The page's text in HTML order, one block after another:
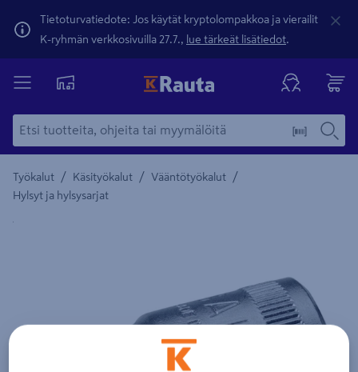
Tietoturvatiedote: Jos käytät kryptolompakkoa ja vierailit
K-ryhmän verkkosivuilla 27.7., lue tärkeät lisätiedot.
Työkalut / Käsityökalut / Vääntötyökalut /
Hylsyt ja hylsysarjat
Yksityiskohtainen kuvaus löytyy Tuotteen kuvaus -